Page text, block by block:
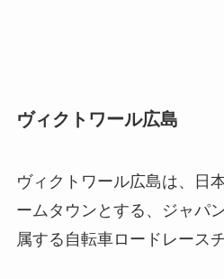
ヴィクトワール広島
ヴィクトワール広島は、日
ームタウンとする、ジャパ
属する自転車ロードレース